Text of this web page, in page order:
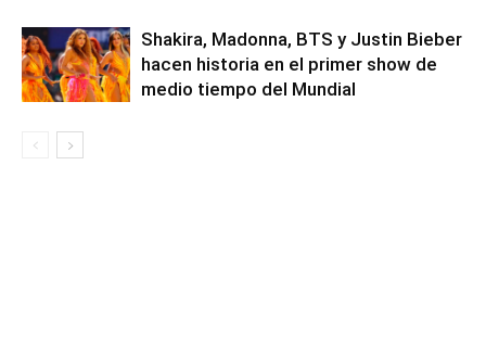
Shakira, Madonna, BTS y Justin Bieber
hacen historia en el primer show de
medio tiempo del Mundial